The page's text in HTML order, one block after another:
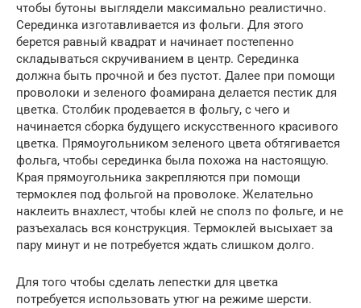
чтобы бутоны выглядели максимально реалистично.
Серединка изготавливается из фольги. Для этого
берется равный квадрат и начинает постепенно
складываться скручиванием в центр. Серединка
должна быть прочной и без пустот. Далее при помощи
проволоки и зеленого фоамирана делается пестик для
цветка. Столбик продевается в фольгу, с чего и
начинается сборка будущего искусственного красивого
цветка. Прямоугольником зеленого цвета обтягивается
фольга, чтобы серединка была похожа на настоящую.
Края прямоугольника закрепляются при помощи
термоклея под фольгой на проволоке. Желательно
наклеить внахлест, чтобы клей не сполз по фольге, и не
разъехалась вся конструкция. Термоклей высыхает за
пару минут и не потребуется ждать слишком долго.
Для того чтобы сделать лепестки для цветка
потребуется использовать утюг на режиме шерсти.